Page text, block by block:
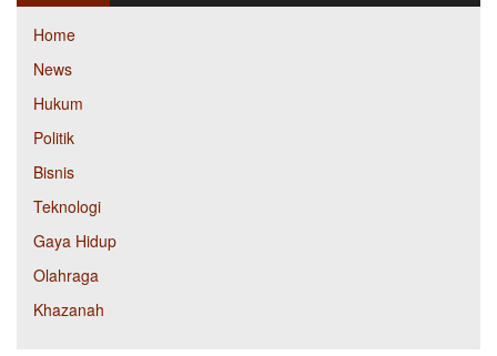
Home
News
Hukum
Politik
Bisnis
Teknologi
Gaya Hidup
Olahraga
Khazanah